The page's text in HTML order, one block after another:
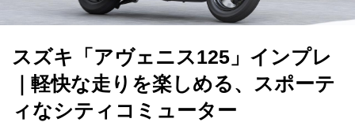
スズキ「アヴェニス125」インプレ
｜軽快な走りを楽しめる、スポーテ
ィなシティコミューター